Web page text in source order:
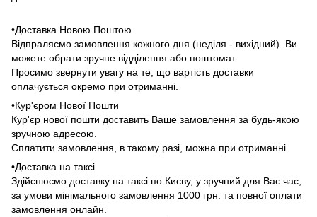
•Доставка Новою Поштою
Відпраляємо замовлення кожного дня (неділя - вихідний). Ви
можете обрати зручне відділення або поштомат.
Просимо звернути увагу на те, що вартість доставки
оплачується окремо при отриманні.
•Кур'єром Нової Пошти
Кур'єр нової пошти доставить Ваше замовлення за будь-якою
зручною адресою.
Сплатити замовлення, в такому разі, можна при отриманні.
•Доставка на таксі
Здійснюємо доставку на таксі по Києву, у зручний для Вас час,
за умови мінімального замовлення 1000 грн. та повної оплати
замовлення онлайн.